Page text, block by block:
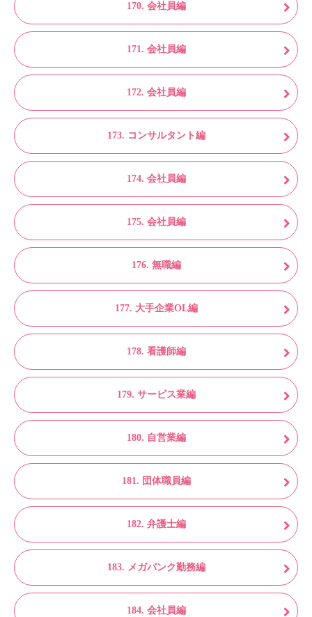
170. 会社員編
171. 会社員編
172. 会社員編
173. コンサルタント編
174. 会社員編
175. 会社員編
176. 無職編
177. 大手企業OL編
178. 看護師編
179. サービス業編
180. 自営業編
181. 団体職員編
182. 弁護士編
183. メガバンク勤務編
184. 会社員編